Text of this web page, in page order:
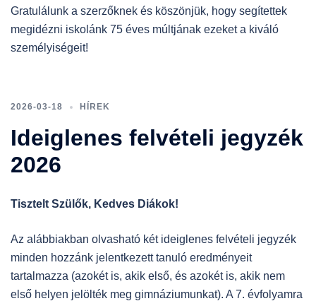
Gratulálunk a szerzőknek és köszönjük, hogy segítettek
megidézni iskolánk 75 éves múltjának ezeket a kiváló
személyiségeit!
2026-03-18 HÍREK
Ideiglenes felvételi jegyzék
2026
Tisztelt Szülők, Kedves Diákok!
Az alábbiakban olvasható két ideiglenes felvételi jegyzék
minden hozzánk jelentkezett tanuló eredményeit
tartalmazza (azokét is, akik első, és azokét is, akik nem
első helyen jelölték meg gimnáziumunkat). A 7. évfolyamra